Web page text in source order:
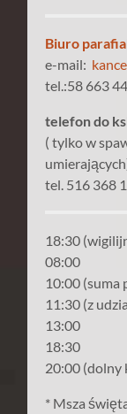
Biuro
e-mail:
tel.:58 663
telefon do
( tylko w
tel. 516 368
18:30
08:00
10:00 (suma
11:30 (z
13:00
18:30
20:00 (dolny
* Msza